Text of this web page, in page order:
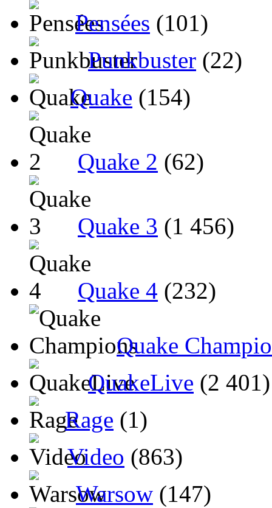
Pensées (101)
Punkbuster (22)
Quake (154)
Quake 2 (62)
Quake 3 (1 456)
Quake 4 (232)
Quake
QuakeLive (2 401)
Rage (1)
Video (863)
Warsow (147)